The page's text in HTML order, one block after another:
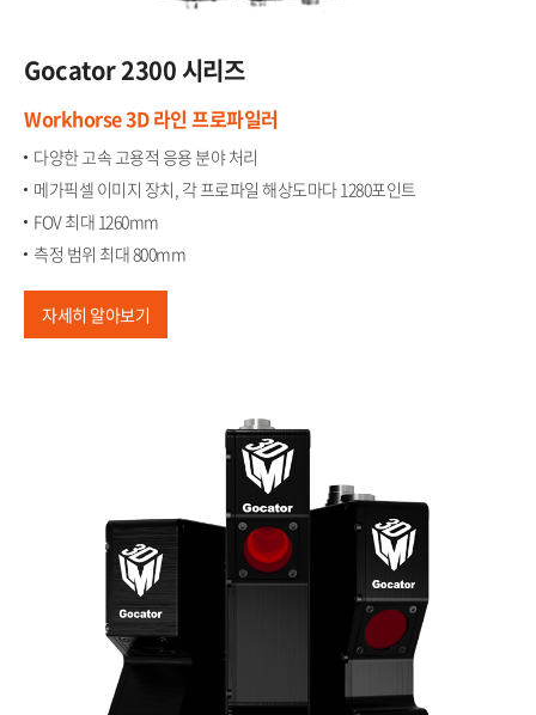
Gocator​2300 시리즈
Workhorse 3D 라인 프로파일러​
다양한 고속 고용적 응용 분야 처리​
메가픽셀 이미지 장치, 각 프로파일 해상도마다 1280포인트​
FOV 최대 1260mm​
측정 범위 최대 800mm
자세히 알아보기